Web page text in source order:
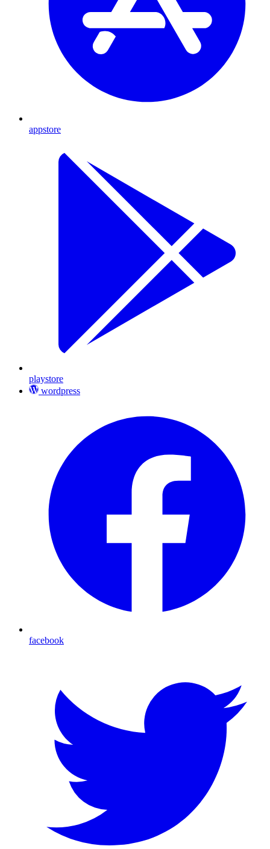
appstore
playstore
wordpress
facebook